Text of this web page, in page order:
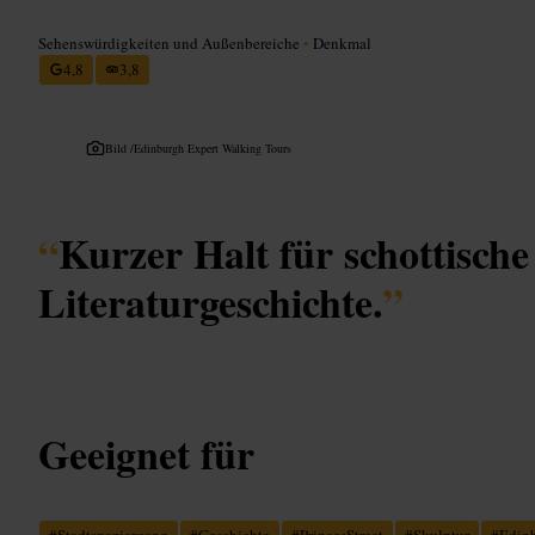
Sehenswürdigkeiten und Außenbereiche • Denkmal
4,8
3,8
Bild /Edinburgh Expert Walking Tours
“Kurzer Halt für schottische
Literaturgeschichte.”
Geeignet für